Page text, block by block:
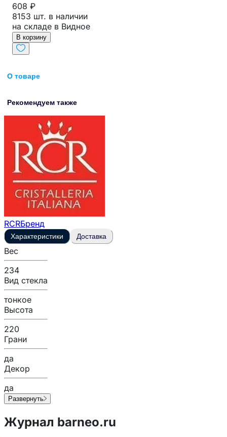
608 ₽
8153 шт. в наличии
на складе в Видное
В корзину
О товаре
Рекомендуем также
RCRБренд
Характеристики Доставка
Вес
234
Вид стекла
тонкое
Высота
220
Грани
да
Декор
да
Развернуть
Журнал barneo.ru